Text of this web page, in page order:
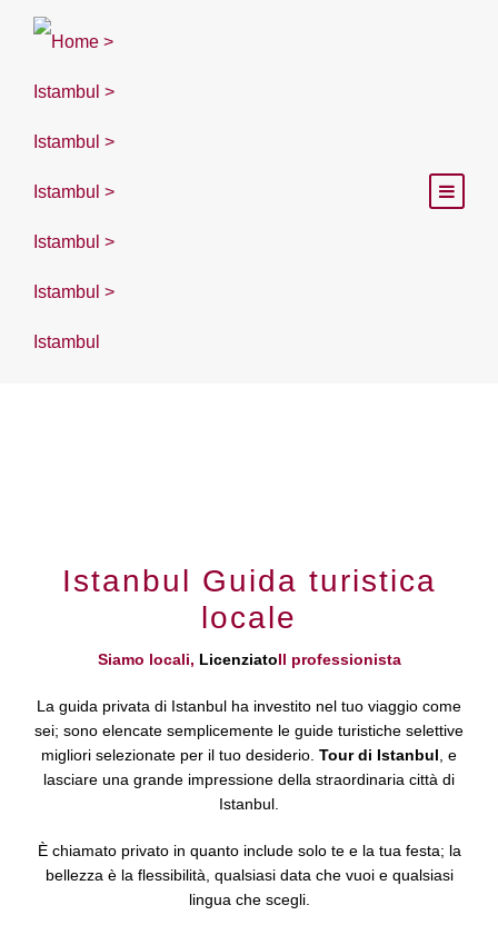
Istanbul Guida turistica
locale
Siamo locali, LicenziatoIl professionista
La guida privata di Istanbul ha investito nel tuo viaggio come
sei; sono elencate semplicemente le guide turistiche selettive
migliori selezionate per il tuo desiderio. Tour di Istanbul , e
lasciare una grande impressione della straordinaria città di
Istanbul.
È chiamato privato in quanto include solo te e la tua festa; la
bellezza è la flessibilità, qualsiasi data che vuoi e qualsiasi
lingua che scegli.